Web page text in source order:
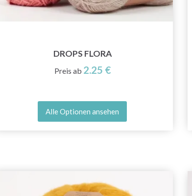
DROPS FLORA
Preis ab 2.25 €
Alle Optionen ansehen